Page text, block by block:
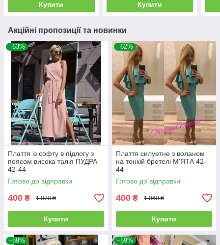
Купити Купити
Акційні пропозиції та новинки
–63%
Плаття із софту в підлогу з
поясом висока талія ПУДРА
42-44
Готово до відправки
400 ₴ 1 070 ₴
Купити
–62%
Плаття силуетне з воланом
на тонкій бретелі М'ЯТА 42-
44
Готово до відправки
400 ₴ 1 060 ₴
Купити
–59% –59%